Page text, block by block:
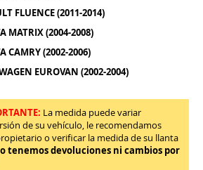
FLUENCE (2011-2014)
MATRIX (2004-2008)
CAMRY (2002-2006)
EUROVAN (2002-2004)
La medida puede variar
de su vehículo, le recomendamos
o verificar la medida de su llanta
tenemos devoluciones ni cambios por